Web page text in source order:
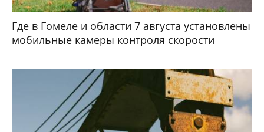
Где в Гомеле и области 7 августа установлены
мобильные камеры контроля скорости